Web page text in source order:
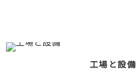
工場と設備